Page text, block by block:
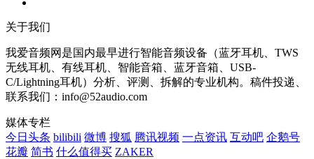
关于我们
我爱音频网是国内最早进行智能音频设备（蓝牙耳机、TWS
无线耳机、有线耳机、智能音箱、蓝牙音箱、USB-
C/Lightning耳机）分析、评测、拆解的专业机构。稿件投递、
联系我们：info@52audio.com
媒体专栏
今日头条 bilibili 微博 搜狐 腾讯视频 一点资讯 互动吧 企鹅号
花瓣 简书 什么值得买 ZAKER